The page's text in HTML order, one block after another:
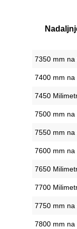
7350 mm na
7400 mm na
7450
7500 mm na
7550 mm na
7600 mm na
7650
7700
7750 mm na
7800 mm na